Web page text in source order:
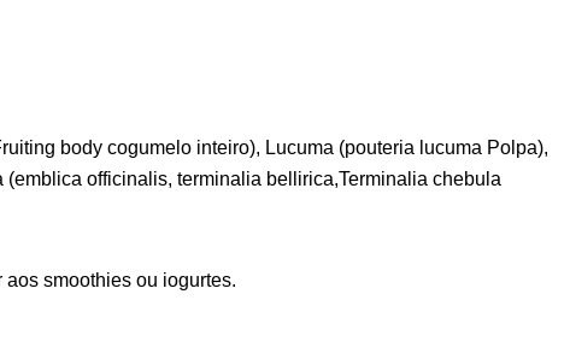
body cogumelo inteiro), Lucuma (pouteria lucuma Polpa),
officinalis, terminalia bellirica,Terminalia chebula
smoothies ou iogurtes.